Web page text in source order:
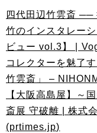
四代田辺竹雲斎 ──
竹のインスタレー
ビュー vol.3】 |
コレクターを魅了
竹雲斎」 –
【大阪高島屋】～
斎展 守破離 | 株式
(prtimes.jp)